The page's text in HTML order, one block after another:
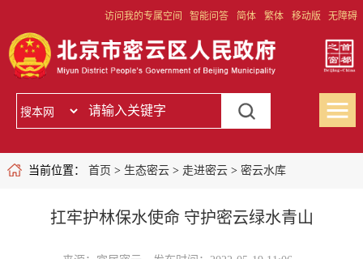
访问我的专属空间 智能问答 简体 繁体 移动版 无障碍
当前位置： 首页 > 生态密云> 走进密云> 密云水库
扛牢护林保水使命 守护密云绿水青山